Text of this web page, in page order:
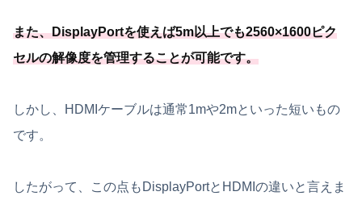
また、DisplayPortを使えば5m以上でも2560×1600ピク
セルの解像度を管理することが可能です。
しかし、HDMIケーブルは通常1mや2mといった短いもの
です。
したがって、この点もDisplayPortとHDMIの違いと言えま